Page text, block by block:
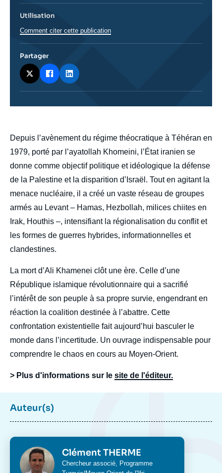
body
Depuis l’avènement du régime théocratique à Téhéran en
1979, porté par l’ayatollah Khomeini, l’État iranien se
donne comme objectif politique et idéologique la défense
de la Palestine et la disparition d’Israël. Tout en agitant la
menace nucléaire, il a créé un vaste réseau de groupes
armés au Levant – Hamas, Hezbollah, milices chiites en
Irak, Houthis –, intensifiant la régionalisation du conflit et
les formes de guerres hybrides, informationnelles et
clandestines.
La mort d’Ali Khamenei clôt une ère. Celle d’une
République islamique révolutionnaire qui a sacrifié
l’intérêt de son peuple à sa propre survie, engendrant en
réaction la coalition destinée à l’abattre. Cette
confrontation existentielle fait aujourd’hui basculer le
monde dans l’incertitude. Un ouvrage indispensable pour
comprendre le chaos en cours au Moyen-Orient.
> Plus d'informations sur le site de l'éditeur.
Utilisation
Comment citer cette publication
Partager
Auteur(s)
Photo Clément THERME
Intitulé
Chercheur associé, Programme